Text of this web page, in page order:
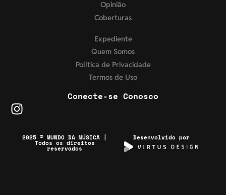
Opinião
Coberturas
Expediente
Quem Somos
Política de Privacidade
Termos de Uso
Conecte-se Conosco
2025 © MUNDO DA MÚSICA |
Todos os direitos
reservados
Desenvolvido por